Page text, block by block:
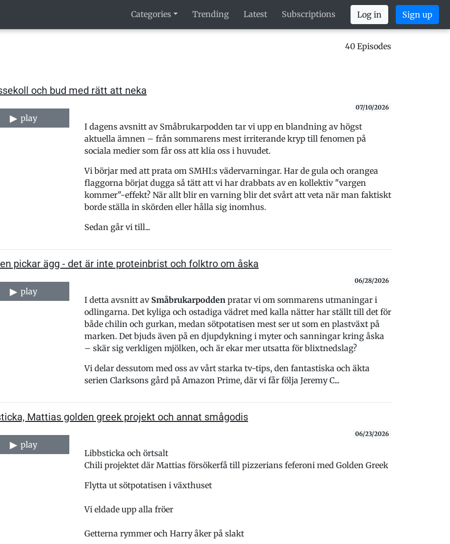
Categories Trending Latest Subscriptions Log in Sign up
40 Episodes
och bud med rätt att neka
play
07/10/2026
I dagens avsnitt av Småbrukarpodden tar vi upp en blandning av högst
aktuella ämnen – från sommarens mest irriterande kryp till fenomen på
sociala medier som får oss att klia oss i huvudet.
Vi börjar med att prata om SMHI:s vädervarningar. Har de gula och orangea
flaggorna börjat dugga så tätt att vi har drabbats av en kollektiv "vargen
kommer"-effekt? När allt blir en varning blir det svårt att veta när man faktiskt
borde ställa in skörden eller hålla sig inomhus.
Sedan går vi till...
pickar ägg - det är inte proteinbrist och folktro om åska
play
06/28/2026
I detta avsnitt av Småbrukarpoddenpratar vi om sommarens utmaningar i
odlingarna. Det kyliga och ostadiga vädret med kalla nätter har ställt till det för
både chilin och gurkan, medan sötpotatisen mest ser ut som en plastväxt på
marken. Det bjuds även på en djupdykning i myter och sanningar kring åska
– skär sig verkligen mjölken, och är ekar mer utsatta för blixtnedslag?
Vi delar dessutom med oss av vårt starka tv-tips, den fantastiska och äkta
serien Clarksons gård på Amazon Prime, där vi får följa Jeremy C...
Mattias golden greek projekt och annat smågodis
play
06/23/2026
Libbsticka och örtsalt
Chili projektet där Mattias försökerfå till pizzerians feferoni med Golden Greek
Flytta ut sötpotatisen i växthuset
Vi eldade upp alla fröer
Getterna rymmer och Harry åker på slakt